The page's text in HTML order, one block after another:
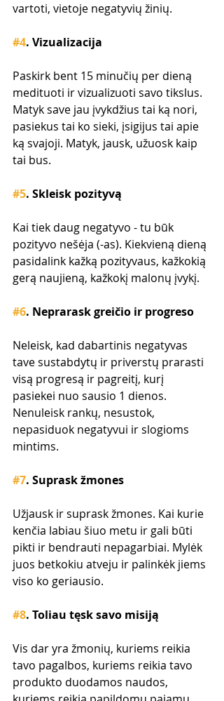
vartoti, vietoje negatyvių žinių.
#4. Vizualizacija
Paskirk bent 15 minučių per dieną
medituoti ir vizualizuoti savo tikslus.
Matyk save jau įvykdžius tai ką nori,
pasiekus tai ko sieki, įsigijus tai apie
ką svajoji. Matyk, jausk, užuosk kaip
tai bus.
#5. Skleisk pozityvą
Kai tiek daug negatyvo - tu būk
pozityvo nešėja (-as). Kiekvieną dieną
pasidalink kažką pozityvaus, kažkokią
gerą naujieną, kažkokį malonų įvykį.
#6. Neprarask greičio ir progreso
Neleisk, kad dabartinis negatyvas
tave sustabdytų ir priverstų prarasti
visą progresą ir pagreitį, kurį
pasiekei nuo sausio 1 dienos.
Nenuleisk rankų, nesustok,
nepasiduok negatyvui ir slogioms
mintims.
#7. Suprask žmones
Užjausk ir suprask žmones. Kai kurie
kenčia labiau šiuo metu ir gali būti
pikti ir bendrauti nepagarbiai. Mylėk
juos betkokiu atveju ir palinkėk jiems
viso ko geriausio.
#8. Toliau tęsk savo misiją
Vis dar yra žmonių, kuriems reikia
tavo pagalbos, kuriems reikia tavo
produkto duodamos naudos,